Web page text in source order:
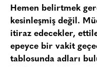
Hemen belirtmek
kesinleşmiş değil.
itiraz edecekler,
epeyce bir vakit
tablosunda adları